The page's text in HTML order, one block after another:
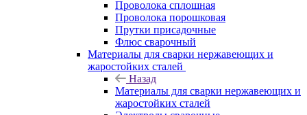
Проволока сплошная
Проволока порошковая
Прутки присадочные
Флюс сварочный
Материалы для сварки нержавеющих и
жаростойких сталей
Назад
Материалы для сварки нержавеющих и
жаростойких сталей